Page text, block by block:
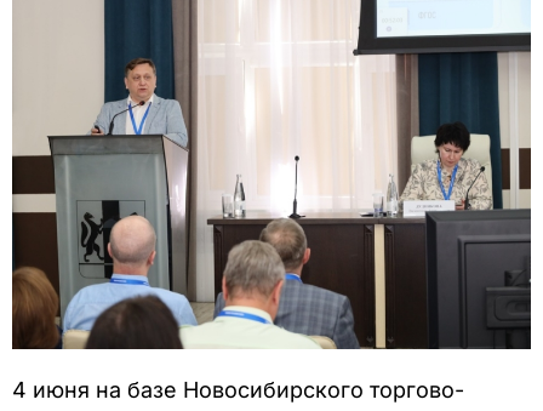
4 июня на базе Новосибирского торгово-